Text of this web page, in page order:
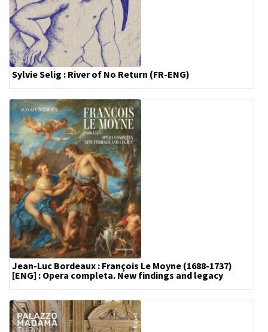
Sylvie Selig : River of No Return (FR-ENG)
Jean-Luc Bordeaux : François Le Moyne (1688-1737)
[ENG] : Opera completa. New findings and legacy